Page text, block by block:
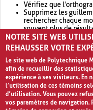
Vérifiez que
Supprimez les
rechercher chaque
souvent plus de
Envisagez d'élargir
retournera souvent
NOTRE SITE WEB
REHAUSSER VOTRE
Le site web de Polytechnique
afin de recueillir des
expérience à ses visiteurs. En
l’utilisation de ces témoins
d’utilisation. Vous pouvez
vos paramètres de navigation.